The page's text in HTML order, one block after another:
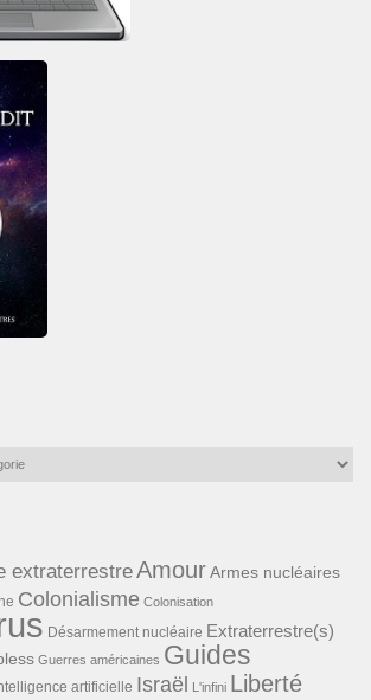
extraterrestreAmourArmes nucléaires
Colonialisme Colonisation
Désarmement nucléaire Extraterrestre(s)
Guerres américaines Guides
artificielle Israël L'infini Liberté